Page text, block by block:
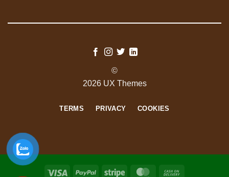
©
2026 UX Themes
TERMS PRIVACY COOKIES
Visa PayPal Stripe MasterCard